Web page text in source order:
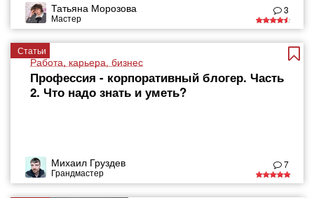
Татьяна Морозова
Мастер
3
Статьи
Работа, карьера, бизнес
Профессия - корпоративный блогер. Часть
2. Что надо знать и уметь?
Михаил Груздев
Грандмастер
7